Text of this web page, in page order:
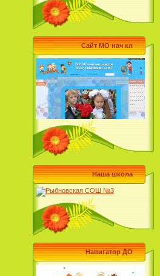
Сайт МО нач кл
Наша школа
Навигатор ДО